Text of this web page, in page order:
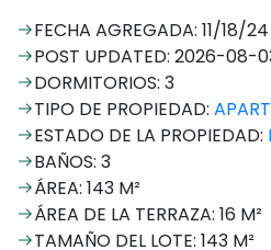
FECHA AGREGADA: 11/18/24
POST UPDATED: 2026-08-
DORMITORIOS: 3
TIPO DE PROPIEDAD:
ESTADO DE LA PROPIEDAD:
BAÑOS: 3
ÁREA: 143 M²
ÁREA DE LA TERRAZA: 16 M²
TAMAÑO DEL LOTE: 143 M²